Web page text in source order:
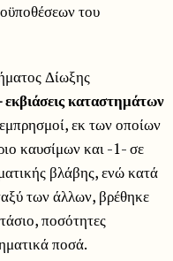
του
Δίωξης
εκβιάσεις καταστημάτων
εκ των οποίων
καυσίμων και -1- σε
βλάβης, ενώ κατά
των άλλων, βρέθηκε
ποσότητες
ποσά.